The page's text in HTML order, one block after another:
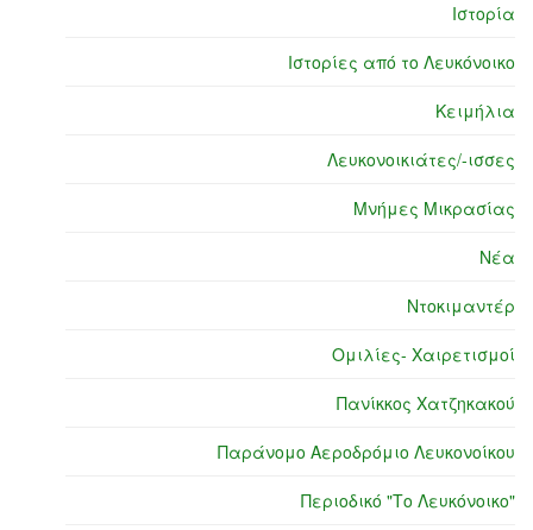
Ιστορία
Ιστορίες από το Λευκόνοικο
Κειμήλια
Λευκονοικιάτες/-ισσες
Μνήμες Μικρασίας
Νέα
Ντοκιμαντέρ
Ομιλίες- Χαιρετισμοί
Πανίκκος Χατζηκακού
Παράνομο Αεροδρόμιο Λευκονοίκου
Περιοδικό "Το Λευκόνοικο"